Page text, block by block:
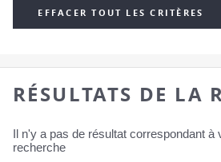
EFFACER TOUT LES CRITÈRES
RÉSULTATS DE LA
Il n'y a pas de résultat correspondant à
recherche